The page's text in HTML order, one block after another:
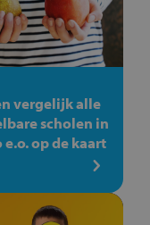
vergelijk alle
scholen in
e.o. op de kaart